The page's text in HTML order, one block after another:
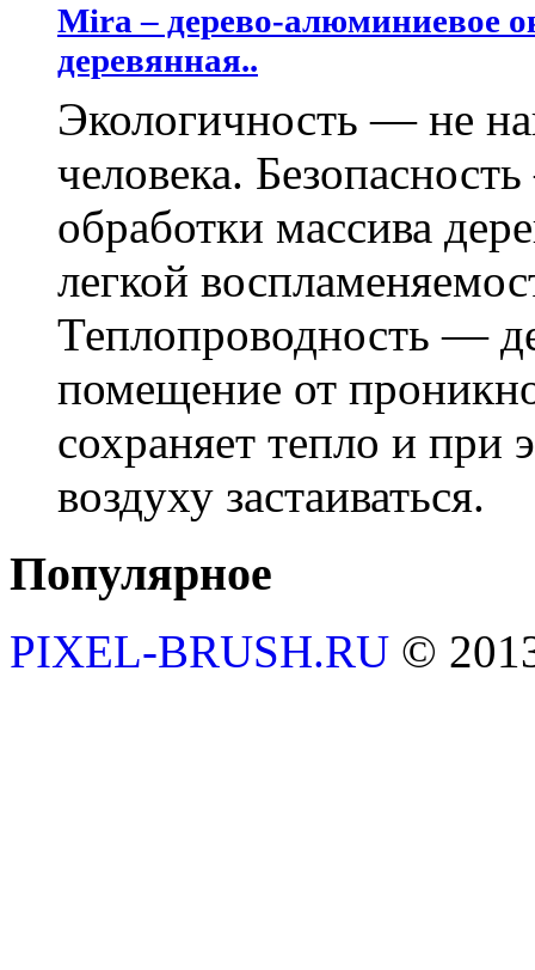
Mira – дерево-алюминиевое
деревянная..
Экологичность — не
человека.
обработки массива
легкой
Теплопроводность —
помещение от
сохраняет тепло и при
воздуху застаиваться.
Популярное
PIXEL-BRUSH.RU ©